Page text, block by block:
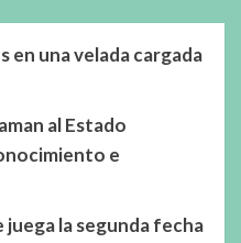
en una velada cargada
al Estado
e
juega la segunda fecha